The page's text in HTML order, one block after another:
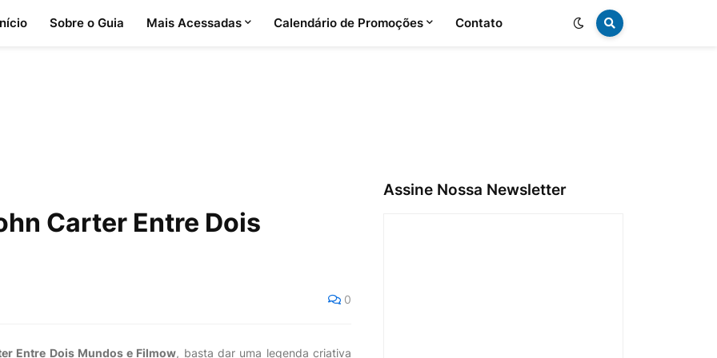
Sobre o Guia Mais Acessadas Calendário de Promoções Contato
Carter Entre Dois
0
Entre Dois Mundos e Filmow, basta dar uma legenda criativa
Assine Nossa Newsletter